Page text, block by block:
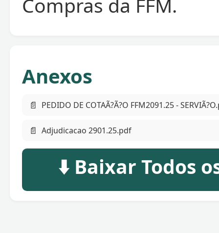
Compras da FFM.
Anexos
📄 PEDIDO DE COTAÃ?Ã?O FFM2091.25 -
📄 Adjudicacao 2901.25.pdf
⬇️ Baixar Todos